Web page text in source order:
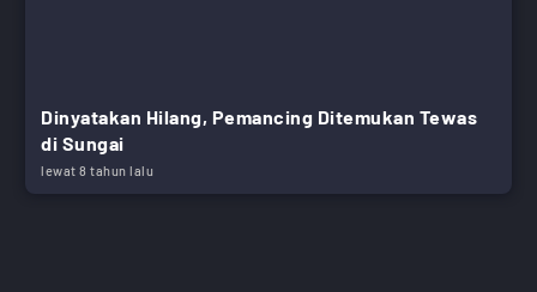
Dinyatakan Hilang, Pemancing Ditemukan Tewas
di Sungai
lewat 8 tahun lalu